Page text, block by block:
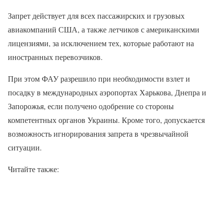
Запрет действует для всех пассажирских и грузовых
авиакомпаний США, а также летчиков с американскими
лицензиями, за исключением тех, которые работают на
иностранных перевозчиков.
При этом ФАУ разрешило при необходимости взлет и
посадку в международных аэропортах Харькова, Днепра и
Запорожья, если получено одобрение со стороны
компетентных органов Украины. Кроме того, допускается
возможность игнорирования запрета в чрезвычайной
ситуации.
Читайте также: